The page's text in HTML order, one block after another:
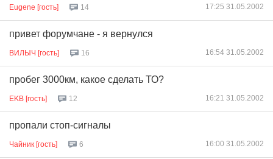
Eugene [гость] 14 17:25 31.05.2002
привет форумчане - я вернулся
ВИЛЫЧ [гость] 16 16:54 31.05.2002
пробег 3000км, какое сделать ТО?
EKB [гость] 12 16:21 31.05.2002
пропали стоп-сигналы
Чайник [гость] 6 16:00 31.05.2002